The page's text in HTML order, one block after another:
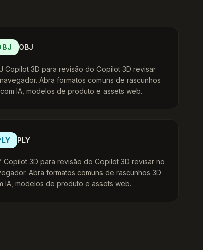
OBJ
Copilot 3D para revisão do Copilot 3D revisar
Abra formatos comuns de rascunhos
IA, modelos de produto e assets web.
PLY
Copilot 3D para revisão do Copilot 3D revisar no
Abra formatos comuns de rascunhos 3D
IA, modelos de produto e assets web.